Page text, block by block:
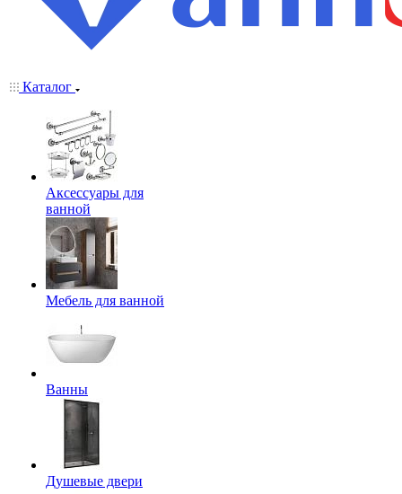
Каталог
Аксессуары для
ванной
Мебель для ванной
Ванны
Душевые двери